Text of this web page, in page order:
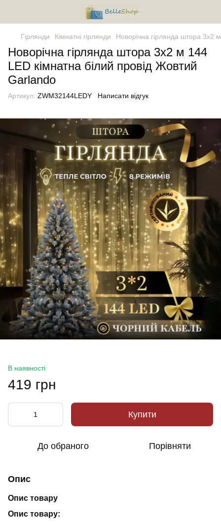
Гірлянди Кімнатні гірлянди Новорічна гірлянда штора 3х2
Новорічна гірлянда штора 3х2 м 144
LED кімнатна білий провід Жовтий
Garlando
Артикул: ZWM32144LEDY Написати відгук
В наявності
419 грн
Купити
До обраного Порівняти
Опис
Опис товару
Опис товару: